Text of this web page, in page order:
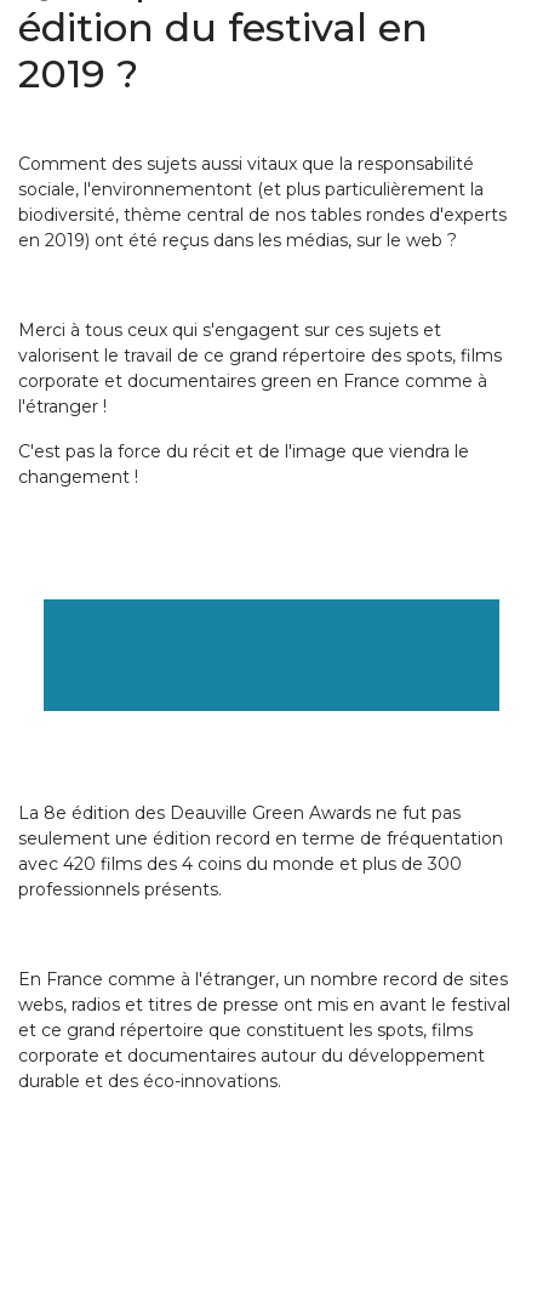
édition du festival en
2019 ?
Comment des sujets aussi vitaux que la responsabilité
sociale, l'environnementont (et plus particulièrement la
biodiversité, thème central de nos tables rondes d'experts
en 2019) ont été reçus dans les médias, sur le web ?
Merci à tous ceux qui s'engagent sur ces sujets et
valorisent le travail de ce grand répertoire des spots, films
corporate et documentaires green en France comme à
l'étranger !
C'est pas la force du récit et de l'image que viendra le
changement !
La 8e édition des Deauville Green Awards ne fut pas
seulement une édition record en terme de fréquentation
avec 420 films des 4 coins du monde et plus de 300
professionnels présents.
En France comme à l'étranger, un nombre record de sites
webs, radios et titres de presse ont mis en avant le festival
et ce grand répertoire que constituent les spots, films
corporate et documentaires autour du développement
durable et des éco-innovations.